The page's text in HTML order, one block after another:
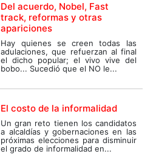
Del acuerdo, Nobel, Fast
track, reformas y otras
apariciones
Hay quienes se creen todas las
adulaciones, que refuerzan al final
el dicho popular; el vivo vive del
bobo... Sucedió que el NO le...
El costo de la informalidad
Un gran reto tienen los candidatos
a alcaldías y gobernaciones en las
próximas elecciones para disminuir
el grado de informalidad en...